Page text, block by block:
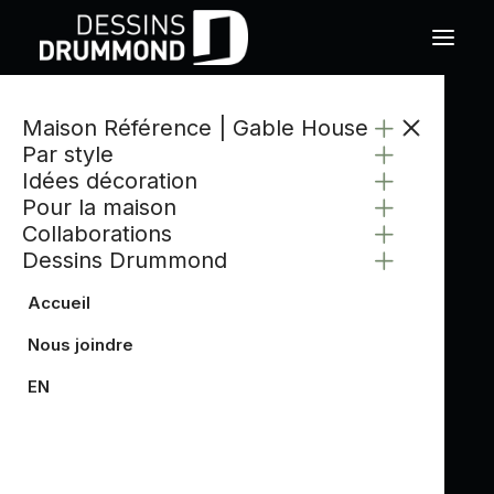
Maison Référence | Gable House
Par style
Idées décoration
Pour la maison
Collaborations
Dessins Drummond
Accueil
Nous joindre
EN